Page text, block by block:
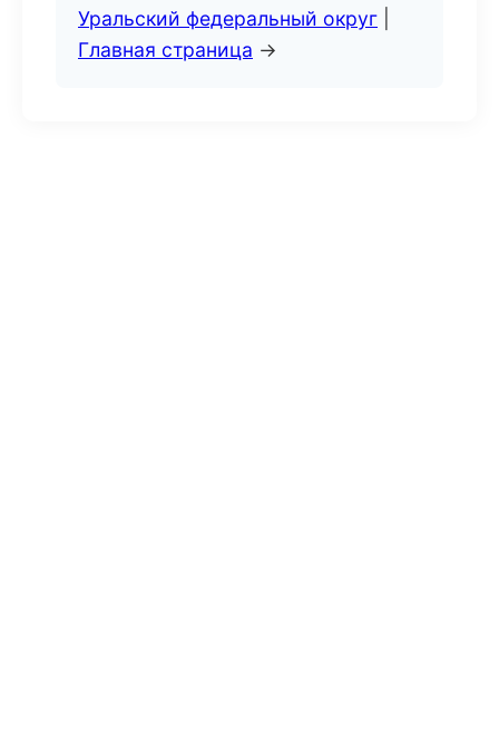
Уральский федеральный округ
Главная страница →